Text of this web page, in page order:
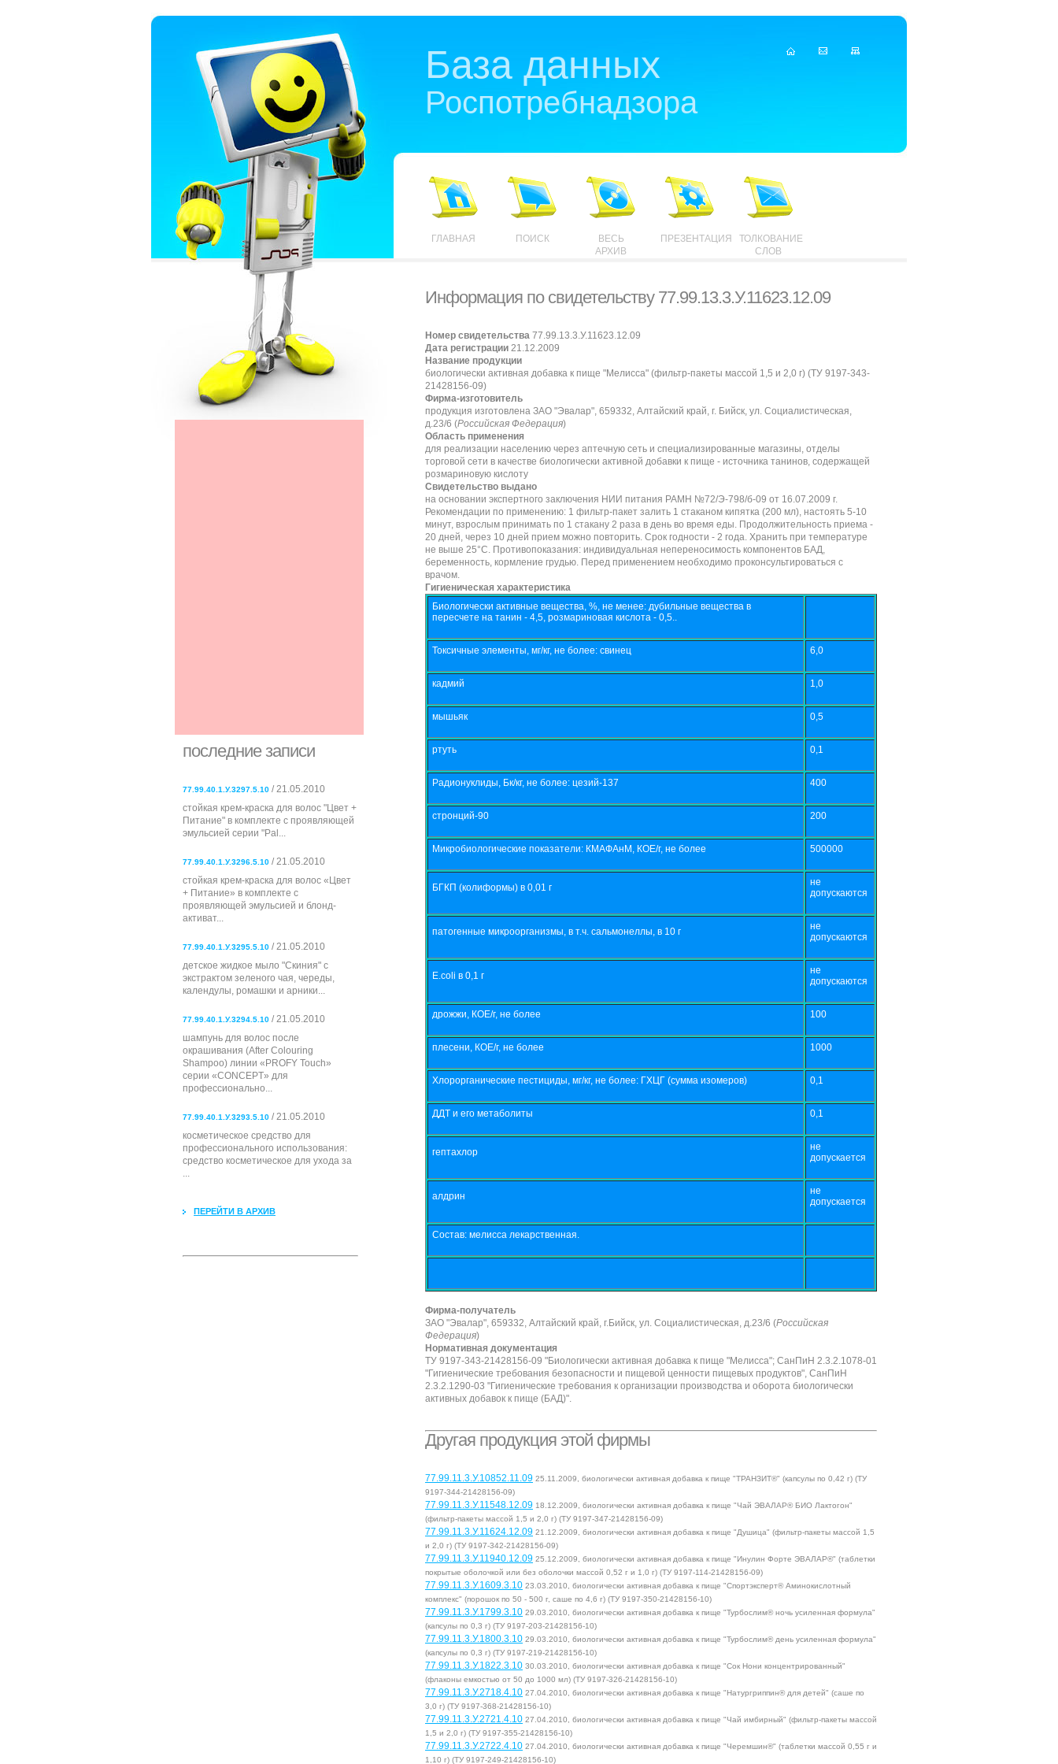
База данных
Роспотребнадзора
ГЛАВНАЯ ПОИСК
ВЕСЬ
АРХИВ
ПРЕЗЕНТАЦИЯ
ТОЛКОВАНИЕ
СЛОВ
последние записи
77.99.40.1.У.3297.5.10 / 21.05.2010
стойкая крем-краска для волос "Цвет +
Питание" в комплекте с проявляющей
эмульсией серии "Pal...
77.99.40.1.У.3296.5.10 / 21.05.2010
стойкая крем-краска для волос «Цвет
+ Питание» в комплекте с
проявляющей эмульсией и блонд-
активат...
77.99.40.1.У.3295.5.10 / 21.05.2010
детское жидкое мыло "Скиния" с
экстрактом зеленого чая, череды,
календулы, ромашки и арники...
77.99.40.1.У.3294.5.10 / 21.05.2010
шампунь для волос после
окрашивания (After Colouring
Shampoo) линии «PROFY Touch»
серии «CONCEPT» для
профессионально...
77.99.40.1.У.3293.5.10 / 21.05.2010
косметическое средство для
профессионального использования:
cредство косметическое для ухода за
...
ПЕРЕЙТИ В АРХИВ
Информация по свидетельству 77.99.13.3.У.11623.12.09
Номер свидетельства 77.99.13.3.У.11623.12.09
Дата регистрации 21.12.2009
Название продукции
биологически активная добавка к пище "Мелисса" (фильтр-пакеты массой 1,5 и 2,0 г) (ТУ 9197-343-
21428156-09)
Фирма-изготовитель
продукция изготовлена ЗАО "Эвалар", 659332, Алтайский край, г. Бийск, ул. Социалистическая,
д.23/6 (Российская Федерация)
Область применения
для реализации населению через аптечную сеть и специализированные магазины, отделы
торговой сети в качестве биологически активной добавки к пище - источника танинов, содержащей
розмариновую кислоту
Свидетельство выдано
на основании экспертного заключения НИИ питания РАМН №72/Э-798/б-09 от 16.07.2009 г.
Рекомендации по применению: 1 фильтр-пакет залить 1 стаканом кипятка (200 мл), настоять 5-10
минут, взрослым принимать по 1 стакану 2 раза в день во время еды. Продолжительность приема -
20 дней, через 10 дней прием можно повторить. Срок годности - 2 года. Хранить при температуре
не выше 25°С. Противопоказания: индивидуальная непереносимость компонентов БАД,
беременность, кормление грудью. Перед применением необходимо проконсультироваться с
врачом.
Гигиеническая характеристика
Биологически активные вещества, %, не менее: дубильные вещества в
пересчете на танин - 4,5, розмариновая кислота - 0,5..
Токсичные элементы, мг/кг, не более: свинец 6,0
кадмий 1,0
мышьяк 0,5
ртуть 0,1
Радионуклиды, Бк/кг, не более: цезий-137 400
стронций-90 200
Микробиологические показатели: КМАФАнМ, КОЕ/г, не более 500000
БГКП (колиформы) в 0,01 г
не
допускаются
патогенные микроорганизмы, в т.ч. сальмонеллы, в 10 г
не
допускаются
E.coli в 0,1 г
не
допускаются
дрожжи, КОЕ/г, не более 100
плесени, КОЕ/г, не более 1000
Хлорорганические пестициды, мг/кг, не более: ГХЦГ (сумма изомеров) 0,1
ДДТ и его метаболиты 0,1
гептахлор
не
допускается
алдрин
не
допускается
Состав: мелисса лекарственная.
Фирма-получатель
ЗАО "Эвалар", 659332, Алтайский край, г.Бийск, ул. Социалистическая, д.23/6 (Российская
Федерация)
Нормативная документация
ТУ 9197-343-21428156-09 "Биологически активная добавка к пище "Мелисса"; СанПиН 2.3.2.1078-01
"Гигиенические требования безопасности и пищевой ценности пищевых продуктов", СанПиН
2.3.2.1290-03 "Гигиенические требования к организации производства и оборота биологически
активных добавок к пище (БАД)".
Другая продукция этой фирмы
77.99.11.3.У.10852.11.09 25.11.2009, биологически активная добавка к пище "ТРАНЗИТ®" (капсулы по 0,42 г) (ТУ
9197-344-21428156-09)
77.99.11.3.У.11548.12.09 18.12.2009, биологически активная добавка к пище "Чай ЭВАЛАР® БИО Лактогон"
(фильтр-пакеты массой 1,5 и 2,0 г) (ТУ 9197-347-21428156-09)
77.99.11.3.У.11624.12.09 21.12.2009, биологически активная добавка к пище "Душица" (фильтр-пакеты массой 1,5
и 2,0 г) (ТУ 9197-342-21428156-09)
77.99.11.3.У.11940.12.09 25.12.2009, биологически активная добавка к пище "Инулин Форте ЭВАЛАР®" (таблетки
покрытые оболочкой или без оболочки массой 0,52 г и 1,0 г) (ТУ 9197-114-21428156-09)
77.99.11.3.У.1609.3.10 23.03.2010, биологически активная добавка к пище "Спортэксперт® Аминокислотный
комплекс" (порошок по 50 - 500 г, саше по 4,6 г) (ТУ 9197-350-21428156-10)
77.99.11.3.У.1799.3.10 29.03.2010, биологически активная добавка к пище "Турбослим® ночь усиленная формула"
(капсулы по 0,3 г) (ТУ 9197-203-21428156-10)
77.99.11.3.У.1800.3.10 29.03.2010, биологически активная добавка к пище "Турбослим® день усиленная формула"
(капсулы по 0,3 г) (ТУ 9197-219-21428156-10)
77.99.11.3.У.1822.3.10 30.03.2010, биологически активная добавка к пище "Сок Нони концентрированный"
(флаконы емкостью от 50 до 1000 мл) (ТУ 9197-326-21428156-10)
77.99.11.3.У.2718.4.10 27.04.2010, биологически активная добавка к пище "Натургриппин® для детей" (саше по
3,0 г) (ТУ 9197-368-21428156-10)
77.99.11.3.У.2721.4.10 27.04.2010, биологически активная добавка к пище "Чай имбирный" (фильтр-пакеты массой
1,5 и 2,0 г) (ТУ 9197-355-21428156-10)
77.99.11.3.У.2722.4.10 27.04.2010, биологически активная добавка к пище "Черемшин®" (таблетки массой 0,55 г и
1,10 г) (ТУ 9197-249-21428156-10)